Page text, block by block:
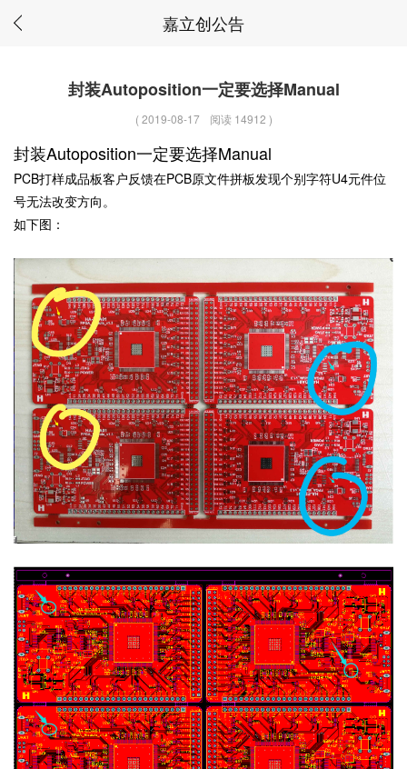
嘉立创公告
封装Autoposition一定要选择Manual
(2019-08-17 阅读 14912 )
封装Autoposition一定要选择Manual
PCB打样成品板客户反馈在PCB原文件拼板发现个别字符U4元件位
号无法改变方向。
如下图：